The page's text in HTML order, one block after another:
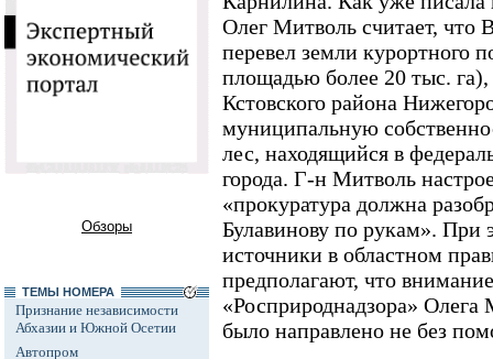
Обзоры
ТЕМЫ НОМЕРА
Признание независимости
Абхазии и Южной Осетии
Автопром
Олег Митволь считает, что
перевел земли курортного
площадью более 20 тыс. га),
Кстовского района
муниципальную
лес, находящийся в
города. Г-н Митволь
«прокуратура должна
Булавинову по рукам». При
источники в областном
предполагают, что
«Росприроднадзора»
было направлено не без